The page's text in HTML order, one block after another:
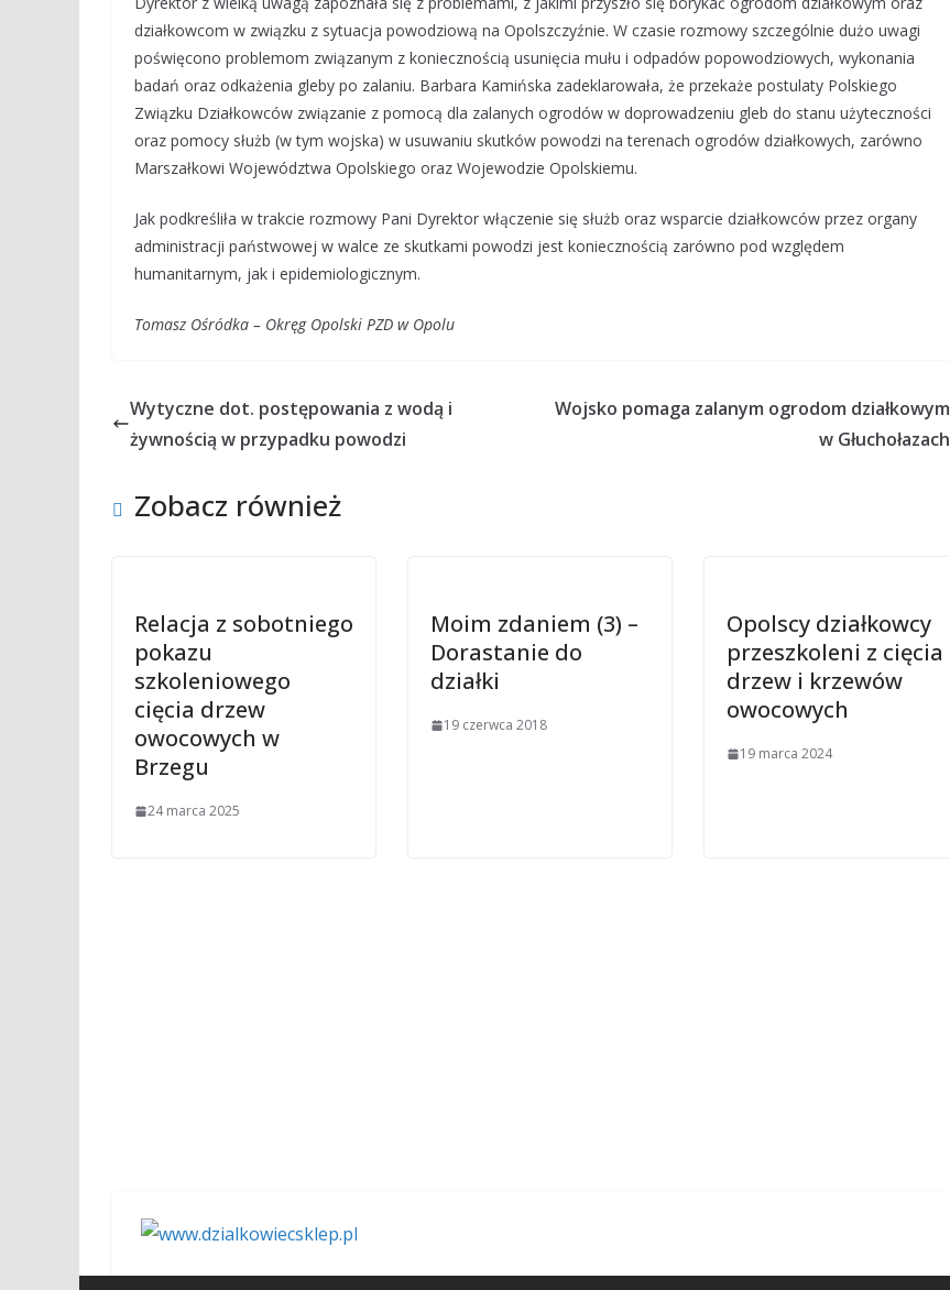
działkowcom w związku z sytuacja powodziową na Opolszczyźnie. W czasie rozmowy szczególnie dużo uwagi
poświęcono problemom związanym z koniecznością usunięcia mułu i odpadów popowodziowych, wykonania
badań oraz odkażenia gleby po zalaniu. Barbara Kamińska zadeklarowała, że przekaże postulaty Polskiego
Związku Działkowców związanie z pomocą dla zalanych ogrodów w doprowadzeniu gleb do stanu użyteczności
oraz pomocy służb (w tym wojska) w usuwaniu skutków powodzi na terenach ogrodów działkowych, zarówno
Marszałkowi Województwa Opolskiego oraz Wojewodzie Opolskiemu.
Jak podkreśliła w trakcie rozmowy Pani Dyrektor włączenie się służb oraz wsparcie działkowców przez organy
administracji państwowej w walce ze skutkami powodzi jest koniecznością zarówno pod względem
humanitarnym, jak i epidemiologicznym.
Tomasz Ośródka – Okręg Opolski PZD w Opolu
Wytyczne dot. postępowania z wodą i
żywnością w przypadku powodzi
Wojsko pomaga zalanym ogrodom działkowym
w Głuchołazach
Zobacz również
Relacja z sobotniego
pokazu
szkoleniowego
cięcia drzew
owocowych w
Brzegu
24 marca 2025
Moim zdaniem (3) –
Dorastanie do
działki
19 czerwca 2018
Opolscy działkowcy
przeszkoleni z cięcia
drzew i krzewów
owocowych
19 marca 2024